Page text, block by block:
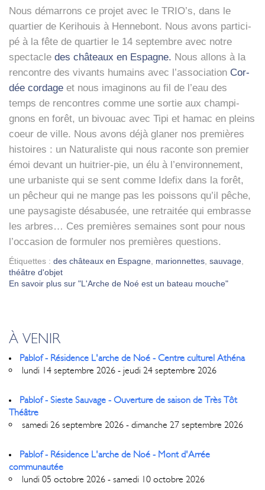
Nous démar­rons ce pro­jet avec le TRIO’s, dans le
quar­tier de Keri­houis à Hen­ne­bont. Nous avons par­ti­ci­
pé à la fête de quar­tier le 14 sep­tembre avec notre
spec­tacle des châ­teaux en Espagne. Nous allons à la
ren­contre des vivants humains avec l’as­so­cia­tion Cor­
dée cor­dage et nous ima­gi­nons au fil de l’eau des
temps de ren­contres comme une sor­tie aux cham­pi­
gnons en forêt, un bivouac avec Tipi et hamac en pleins
coeur de ville. Nous avons déjà gla­ner nos pre­mières
his­toires : un Natu­ra­liste qui nous raconte son pre­mier
émoi devant un hui­trier-pie, un élu à l’environnement,
une urba­niste qui se sent comme Ide­fix dans la forêt,
un pêcheur qui ne mange pas les pois­sons qu’il pêche,
une pay­sa­giste désa­bu­sée, une retrai­tée qui embrasse
les arbres… Ces pre­mières semaines sont pour nous
l’occasion de for­mu­ler nos pre­mières ques­tions.
Étiquettes : des châteaux en Espagne, marionnettes, sauvage,
théâtre d'objet
En savoir plus sur "L'Arche de Noé est un bateau mouche"
À VENIR
Pablof - Résidence L'arche de Noé - Centre culturel Athéna
lundi 14 septembre 2026 - jeudi 24 septembre 2026
Pablof - Sieste Sauvage - Ouverture de saison de Très Tôt
Théâtre
samedi 26 septembre 2026 - dimanche 27 septembre 2026
Pablof - Résidence L'arche de Noé - Mont d'Arrée
communautée
lundi 05 octobre 2026 - samedi 10 octobre 2026